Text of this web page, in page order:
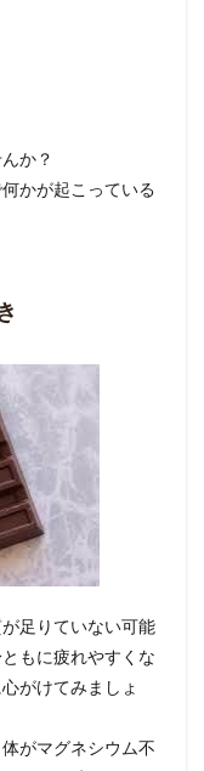
か？
かが起こっている
足りていない可能
もに疲れやすくな
がけてみましょ
がマグネシウム不